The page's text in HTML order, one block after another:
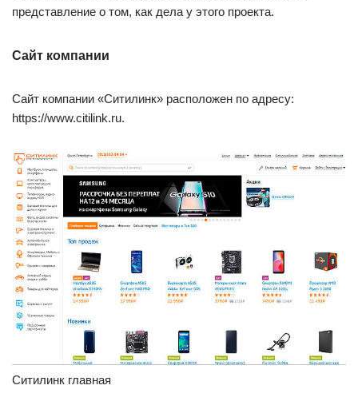
представление о том, как дела у этого проекта.
Сайт компании
Сайт компании «Ситилинк» расположен по адресу:
https://www.citilink.ru.
Ситилинк главная